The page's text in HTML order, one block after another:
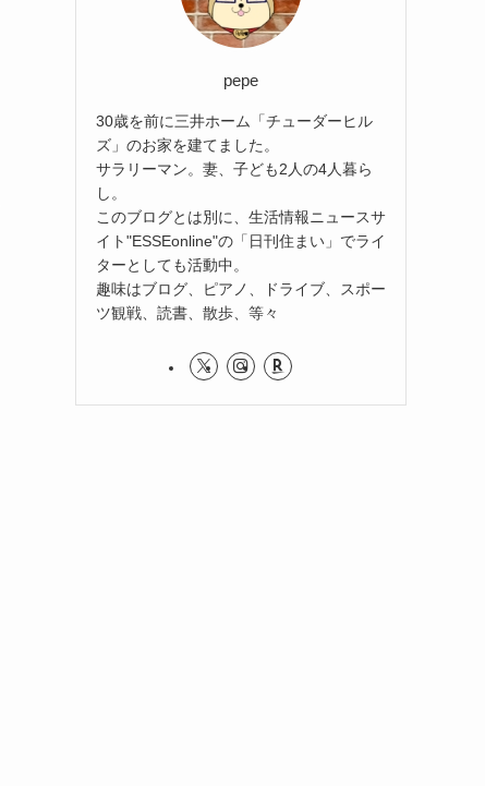
pepe
30歳を前に三井ホーム「チューダーヒル
ズ」のお家を建てました。
サラリーマン。妻、子ども2人の4人暮ら
し。
このブログとは別に、生活情報ニュースサ
イト"ESSEonline"の「日刊住まい」でライ
ターとしても活動中。
趣味はブログ、ピアノ、ドライブ、スポー
ツ観戦、読書、散歩、等々